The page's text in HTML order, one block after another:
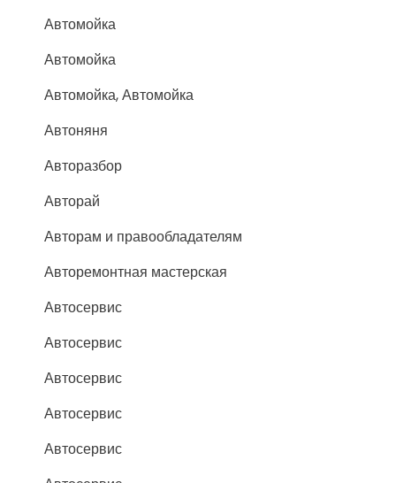
Автомойка
Автомойка
Автомойка, Автомойка
Автоняня
Авторазбор
Авторай
Авторам и правообладателям
Авторемонтная мастерская
Автосервис
Автосервис
Автосервис
Автосервис
Автосервис